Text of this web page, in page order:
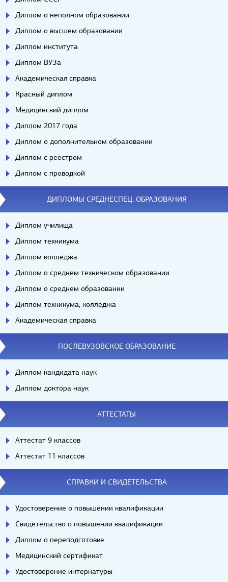
Диплом о неполном образовании
Диплом о высшем образовании
Диплом института
Диплом ВУЗа
Академическая справка
Красный диплом
Медицинский диплом
Диплом 2017 года
Диплом о дополнительном образовании
Диплом с реестром
Диплом с проводкой
ДИПЛОМЫ СРЕДНЕСПЕЦ. ОБРАЗОВАНИЯ
Диплом училища
Диплом техникума
Диплом колледжа
Диплом о среднем техническом образовании
Диплом о среднем образовании
Диплом техникума, колледжа
Академическая справка
ПОСЛЕВУЗОВСКОЕ ОБРАЗОВАНИЕ
Диплом кандидата наук
Диплом доктора наук
АТТЕСТАТЫ
Аттестат 9 классов
Аттестат 11 классов
СПРАВКИ И СВИДЕТЕЛЬСТВА
Удостоверение о повышении квалификации
Свидетельство о повышении квалификации
Диплом о переподготовке
Медицинский сертификат
Удостоверение интернатуры